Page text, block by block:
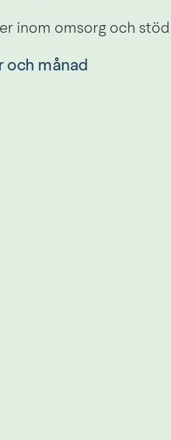
inom omsorg och stöd
och månad